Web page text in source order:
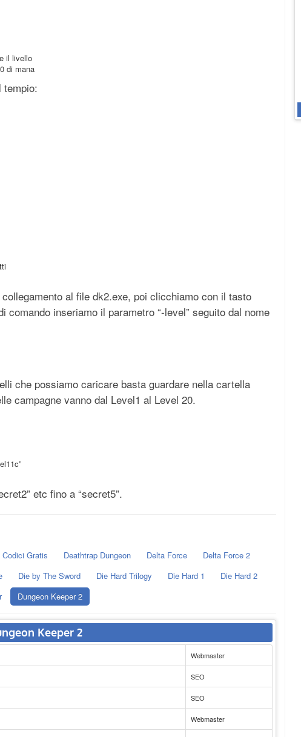
il livello
di mana
tempio:
al file dk2.exe, poi clicchiamo con il tasto
comando inseriamo il parametro “-level” seguito dal nome
che possiamo caricare basta guardare nella cartella
campagne vanno dal Level1 al Level 20.
etc fino a “secret5”.
Gratis Deathtrap Dungeon Delta Force
Delta Force 2
Die by The Sword Die Hard Trilogy Die Hard 1
Die Hard 2
Dungeon Keeper 2
Keeper 2
Webmaster
SEO
SEO
Webmaster